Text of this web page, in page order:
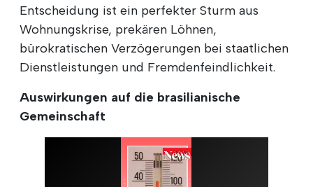
Entscheidung ist ein perfekter Sturm aus
Wohnungskrise, prekären Löhnen,
bürokratischen Verzögerungen bei staatlichen
Dienstleistungen und Fremdenfeindlichkeit.
Auswirkungen auf die brasilianische
Gemeinschaft